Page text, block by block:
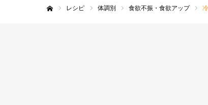
レシピ 体調別 食欲不振・食欲アップ